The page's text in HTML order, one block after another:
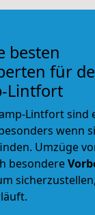
besten
für
Lintfort
Lintfort sind
wenn
Umzüge
besondere